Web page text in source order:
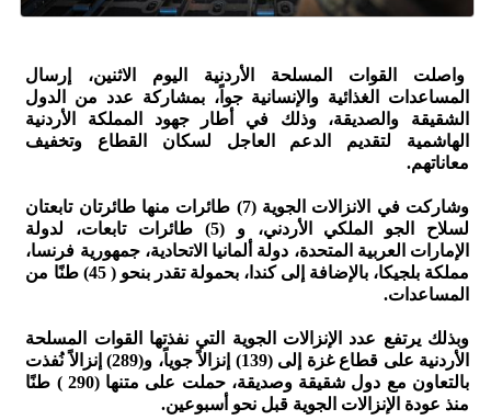
واصلت القوات المسلحة الأردنية اليوم الاثنين، إرسال
المساعدات الغذائية والإنسانية جواً، بمشاركة عدد من الدول
الشقيقة والصديقة، وذلك في أطار جهود المملكة الأردنية
الهاشمية لتقديم الدعم العاجل لسكان القطاع وتخفيف
معاناتهم.
وشاركت في الانزالات الجوية (7) طائرات منها طائرتان تابعتان
لسلاح الجو الملكي الأردني، و (5) طائرات تابعات، لدولة
الإمارات العربية المتحدة، دولة ألمانيا الاتحادية، جمهورية فرنسا،
مملكة بلجيكا، بالإضافة إلى كندا، بحمولة تقدر بنحو ( 45) طنًا من
المساعدات.
وبذلك يرتفع عدد الإنزالات الجوية التي نفذتها القوات المسلحة
الأردنية على قطاع غزة إلى (139) إنزالاً جوياً، و(289) إنزالاً نُفذت
بالتعاون مع دول شقيقة وصديقة، حملت على متنها (290 ) طنًا
منذ عودة الإنزالات الجوية قبل نحو أسبوعين.